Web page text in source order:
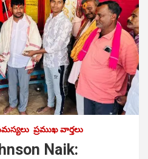
ప్రముఖ వార్తలు
Naik: